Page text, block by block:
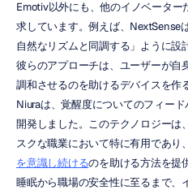
Emotiv以外にも、他のイノベーター
求しています。例えば、NextSense
自然なリズムと同調する」ように設
彼らのアプローチは、ユーザーが自
調和させるのを助けるデバイスを作
Niuraは、覚醒度についてのフィー
開発しました。このテクノロジーは
スクな職業において特に有用であり
を意識し続けるのを助ける方法を提
睡眠から職場の安全性に至るまで、